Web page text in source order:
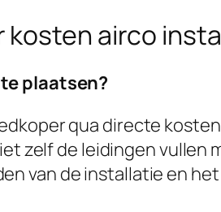
kosten airco
plaatsen?
qua directe
zelf de leidingen
van de installatie en